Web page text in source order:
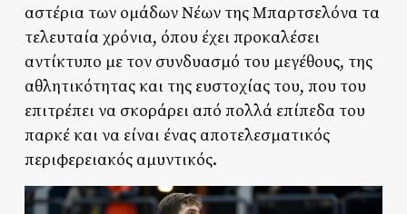
αστέρια των ομάδων Νέων της Μπαρτσελόνα τα
τελευταία χρόνια, όπου έχει προκαλέσει
αντίκτυπο με τον συνδυασμό του μεγέθους, της
αθλητικότητας και της ευστοχίας του, που του
επιτρέπει να σκοράρει από πολλά επίπεδα του
παρκέ και να είναι ένας αποτελεσματικός
περιφερειακός αμυντικός.